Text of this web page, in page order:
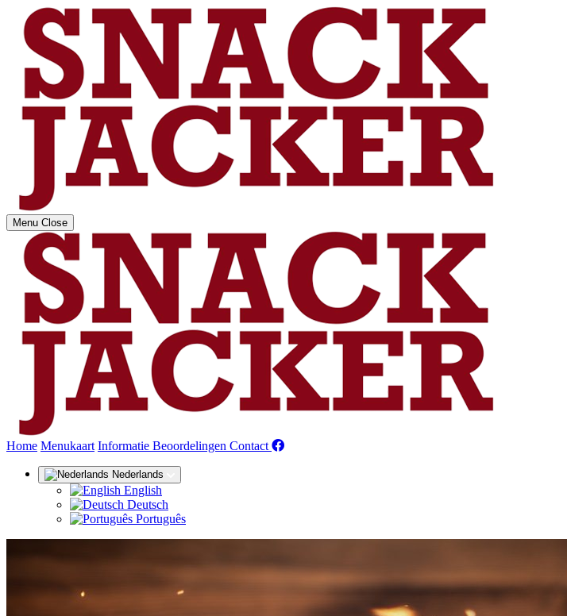
Menu Close
Home Menukaart Informatie Beoordelingen Contact (huidige)
Nederlands
English
Deutsch
Português